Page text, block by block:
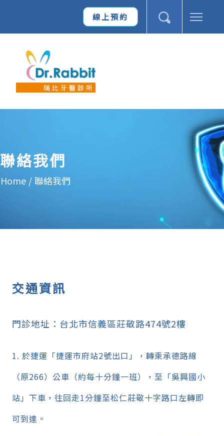
線上預約
聯絡我們
Home /聯絡我們
交通資訊
門診地址：台北市信義區莊敬路474號2樓
於捷運 「捷運市府站2號出口」 ， 轉乘承德路線
（原266）公車（約每十分鐘一班），至「吳興國小
站」下車，往回走1分鐘至松仁莊敬十字路口左轉即
可到達。